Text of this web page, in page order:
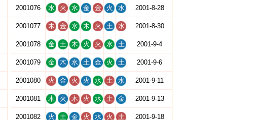
2001076 水 火 水 金 金 火 水 2001-8-28
2001077 木 金 水 木 火 土 水 2001-8-30
2001078 金 土 木 火 火 水 土 2001-9-4
2001079 金 木 水 土 金 火 土 2001-9-6
2001080 火 金 火 火 水 土 水 2001-9-11
2001081 木 火 木 火 水 土 金 2001-9-13
2001082 火 土 金 火 水 火 土 2001-9-18